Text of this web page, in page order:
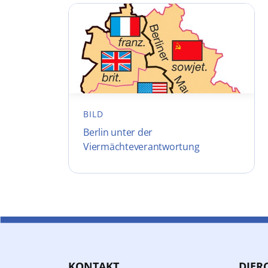
BILD
Berlin unter der
Viermächteverantwortung